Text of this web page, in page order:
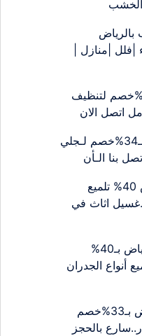
الخشب
|فلل |منازل |
شركة تنظيف بساجر..بـ33%خصم لتنظيف
اتصل الان
شركة جلى رخام بالرياض بـ34%خصم لـجلي
بنا الـأن
شركة تنظيف اثاث بالرياض 40% تلميع
اثاث في
شركة تنظيف الجدران بالرياض بـ40%
100%لجميع أنواع الجدران
شركة تنظيف ستائر بالرياض بـ33%خصم
بالحجز